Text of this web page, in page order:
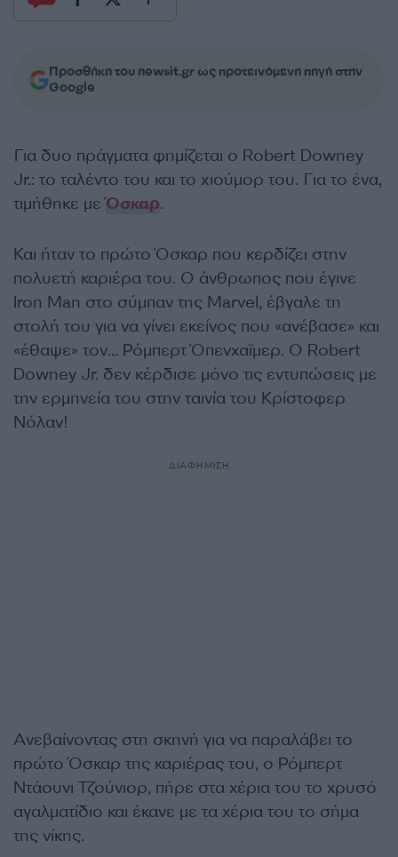
Προσθήκη του newsit.gr ως προτεινόμενη πηγή στην
Google
Για δυο πράγματα φημίζεται ο Robert Downey
Jr.: το ταλέντο του και το χιούμορ του. Για το ένα,
τιμήθηκε μεΌσκαρ.
Και ήταν το πρώτο Όσκαρ που κερδίζει στην
πολυετή καριέρα του. Ο άνθρωπος που έγινε
Iron Man στο σύμπαν της Marvel, έβγαλε τη
στολή του για να γίνει εκείνος που «ανέβασε» και
«έθαψε» τον… Ρόμπερτ Όπενχαϊμερ. Ο Robert
Downey Jr. δεν κέρδισε μόνο τις εντυπώσεις με
την ερμηνεία του στην ταινία του Κρίστοφερ
Νόλαν!
ΔΙΑΦΗΜΙΣΗ
Ανεβαίνοντας στη σκηνή για να παραλάβει το
πρώτο Όσκαρ της καριέρας του, ο Ρόμπερτ
Ντάουνι Τζούνιορ, πήρε στα χέρια του το χρυσό
αγαλματίδιο και έκανε με τα χέρια του το σήμα
της νίκης.